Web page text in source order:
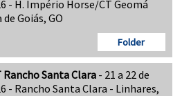
- H. Império Horse/CT Geomá
Goiás, GO
Folder
Rancho Santa Clara - 21 a 22 de
- Rancho Santa Clara - Linhares,